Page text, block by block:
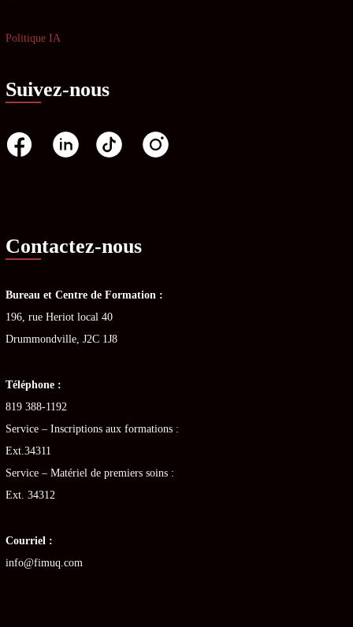
Politique IA
Suivez-nous
Contactez-nous
Bureau et Centre de Formation :
196, rue Heriot local 40
Drummondville, J2C 1J8
Téléphone :
819 388-1192
Service – Inscriptions aux formations :
Ext.34311
Service – Matériel de premiers soins :
Ext. 34312
Courriel :
info@fimuq.com